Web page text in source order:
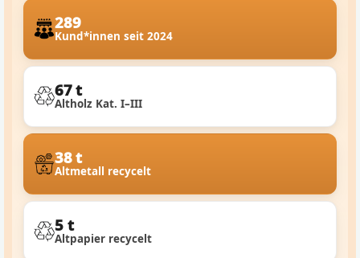
289
Kund*innen seit 2024
67 t
Altholz Kat. I–III
38 t
Altmetall recycelt
5 t
Altpapier recycelt